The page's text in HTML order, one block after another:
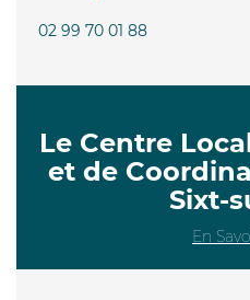
02 99 70 01 88
Le Centre
et de
Sixt-
En